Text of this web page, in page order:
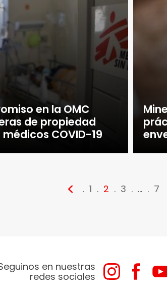
en la OMC
de propiedad
COVID-19
< 1 2 3 … 7
en nuestras
redes sociales